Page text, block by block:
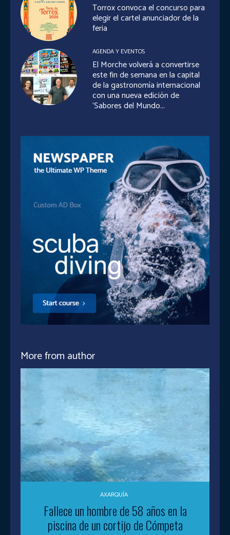
Torrox convoca el concurso para
elegir el cartel anunciador de la
feria
AGENDA Y EVENTOS
El Morche volverá a convertirse
este fin de semana en la capital
de la gastronomía internacional
con una nueva edición de
‘Sabores del Mundo...
More from author
AXARQUÍA
Fallece un hombre de 58 años en la
piscina de un cortijo de Cómpeta